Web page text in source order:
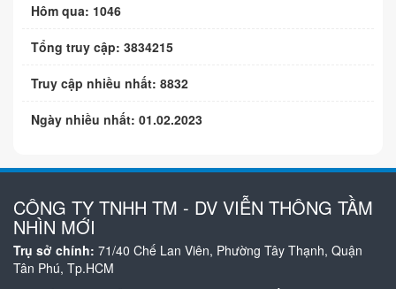
Hôm qua: 1046
Tổng truy cập: 3834215
Truy cập nhiều nhất: 8832
Ngày nhiều nhất: 01.02.2023
CÔNG TY TNHH TM - DV VIỄN THÔNG TẦM
NHÌN MỚI
Trụ sở chính: 71/40 Chế Lan Viên, Phường Tây Thạnh, Quận
Tân Phú, Tp.HCM